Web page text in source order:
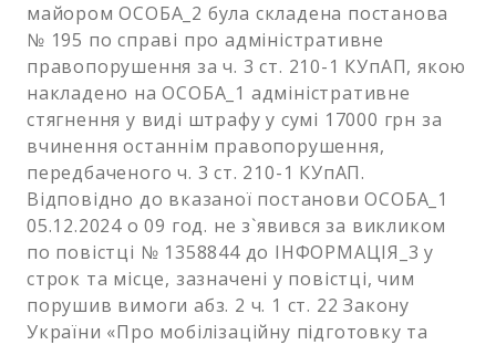
майором ОСОБА_2 була складена постанова
№ 195 по справі про адміністративне
правопорушення за ч. 3 ст. 210-1 КУпАП, якою
накладено на ОСОБА_1 адміністративне
стягнення у виді штрафу у сумі 17000 грн за
вчинення останнім правопорушення,
передбаченого ч. 3 ст. 210-1 КУпАП.
Відповідно до вказаної постанови ОСОБА_1
05.12.2024 о 09 год. не з`явився за викликом
по повістці № 1358844 до ІНФОРМАЦІЯ_3 у
строк та місце, зазначені у повістці, чим
порушив вимоги абз. 2 ч. 1 ст. 22 Закону
України «Про мобілізаційну підготовку та